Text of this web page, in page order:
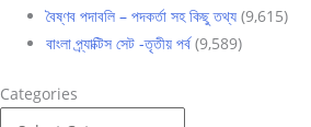
বৈষ্ণব পদাবলি – পদকর্তা সহ কিছু তথ্য (9,615)
বাংলা প্র্যাক্টিস সেট -তৃতীয় পর্ব (9,589)
Categories